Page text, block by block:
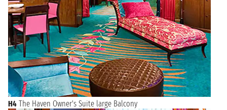
H4 The Haven Owner's Suite large Balcony